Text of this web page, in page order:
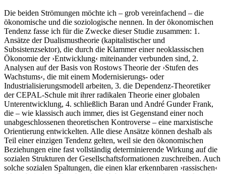
Die beiden Strömungen möchte ich – grob vereinfachend – die
ökonomische und die soziologische nennen. In der ökonomischen
Tendenz fasse ich für die Zwecke dieser Studie zusammen: 1.
Ansätze der Dualismustheorie (kapitalistischer und
Subsistenzsektor), die durch die Klammer einer neoklassischen
Ökonomie der ›Entwicklung‹ miteinander verbunden sind, 2.
Analysen auf der Basis von Rostows Theorie der ›Stufen des
Wachstums‹, die mit einem Modernisierungs- oder
Industrialisierungsmodell arbeiten, 3. die Dependenz-Theoretiker
der CEPAL-Schule mit ihrer radikalen Theorie einer globalen
Unterentwicklung, 4. schließlich Baran und André Gunder Frank,
die – wie klassisch auch immer, dies ist Gegenstand einer noch
unabgeschlossenen theoretischen Kontroverse – eine marxistische
Orientierung entwickelten. Alle diese Ansätze können deshalb als
Teil einer einzigen Tendenz gelten, weil sie den ökonomischen
Beziehungen eine fast vollständig determinierende Wirkung auf die
sozialen Strukturen der Gesellschaftsformationen zuschreiben. Auch
solche sozialen Spaltungen, die einen klar erkennbaren ›rassischen‹